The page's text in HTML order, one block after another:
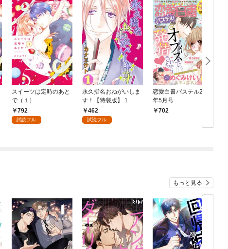
スイーツは定時のあと
で（１）
792
試読フル
永久指名おねがいしま
す！【特装版】 1
462
試読フル
恋愛白書パステル2016
年5月号
702
もっと見る